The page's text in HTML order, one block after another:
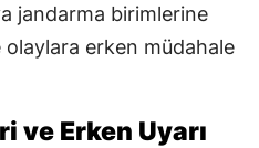
jandarma birimlerine
olaylara erken müdahale
ve Erken Uyarı